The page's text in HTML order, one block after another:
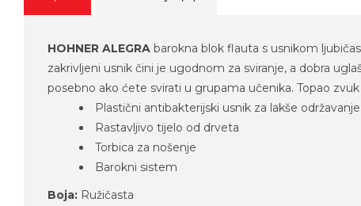
HOHNER ALEGRA barokna blok flauta s usnikom
zakrivljeni usnik čini je ugodnom za sviranje, a dobra
posebno ako ćete svirati u grupama učenika. Topao
Plastični antibakterijski usnik za lakše održavanje
Rastavljivo tijelo od drveta
Torbica za nošenje
Barokni sistem
Boja: Ružičasta